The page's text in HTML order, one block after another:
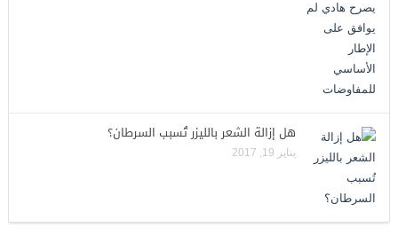
هل إزالة الشعر بالليزر تُسبب السرطان؟
يناير 19, 2017